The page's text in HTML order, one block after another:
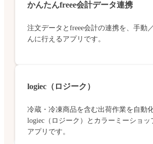
かんたんfreee会計データ連携
注文データとfreee会計の連携を、手動
んに行えるアプリです。
logiec（ロジーク）
冷蔵・冷凍商品を含む出荷作業を自動
logiec（ロジーク）とカラーミーショッ
アプリです。